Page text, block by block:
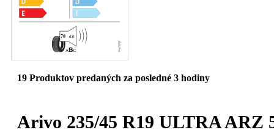
19 Produktov predaných za posledné 3 hodiny
Arivo 235/45 R19 ULTRA ARZ